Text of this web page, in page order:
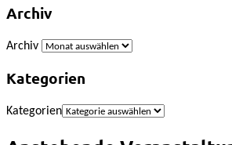
Archiv
Archiv
Kategorien
Kategorien